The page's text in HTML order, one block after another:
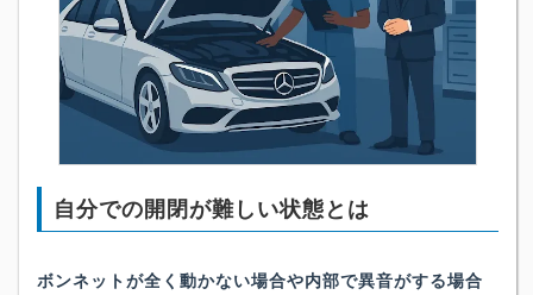
自分での開閉が難しい状態とは
ボンネットが全く動かない場合や内部で異音がする場合